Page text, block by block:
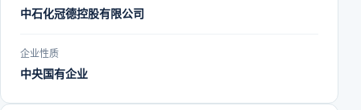
中石化冠德控股有限公司
企业性质
中央国有企业